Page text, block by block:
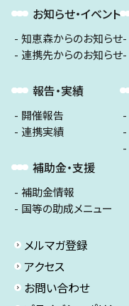
お知らせ・イベント
知恵森からのお知らせ
連携先からのお知らせ
報告・実績
開催報告
連携実績
補助金・支援
補助金情報
国等の助成メニュー
メルマガ登録
アクセス
お問い合わせ